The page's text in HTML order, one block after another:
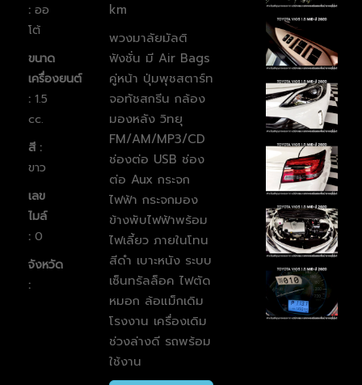
: ออ
โต้
ขนาด
เครื่องยนต์
: 1.5
cc.
สี :
ขาว
เลข
ไมล์
: 0
จังหวัด
:
km
พวงมาลัยมัลติ
ฟังชั่น มี Air Bags
คู่หน้า ปุ่มพุชสตาร์ท
จอทัชสกรีน กล้อง
มองหลังวิทยุ
FM/AM/MP3/CD
ช่องต่อ USB ช่อง
ต่อ Aux กระจก
ไฟฟ้า กระจกมอง
ข้างพับไฟฟ้าพร้อม
ไฟเลี้ยว ภายในโทน
สีดำ เบาะหนัง ระบบ
เซ็นทรัลล็อค ไฟตัด
หมอก ล้อแม็กเดิม
โรงงาน เครื่องเดิม
ช่วงล่างดี รถพร้อม
ใช้งาน